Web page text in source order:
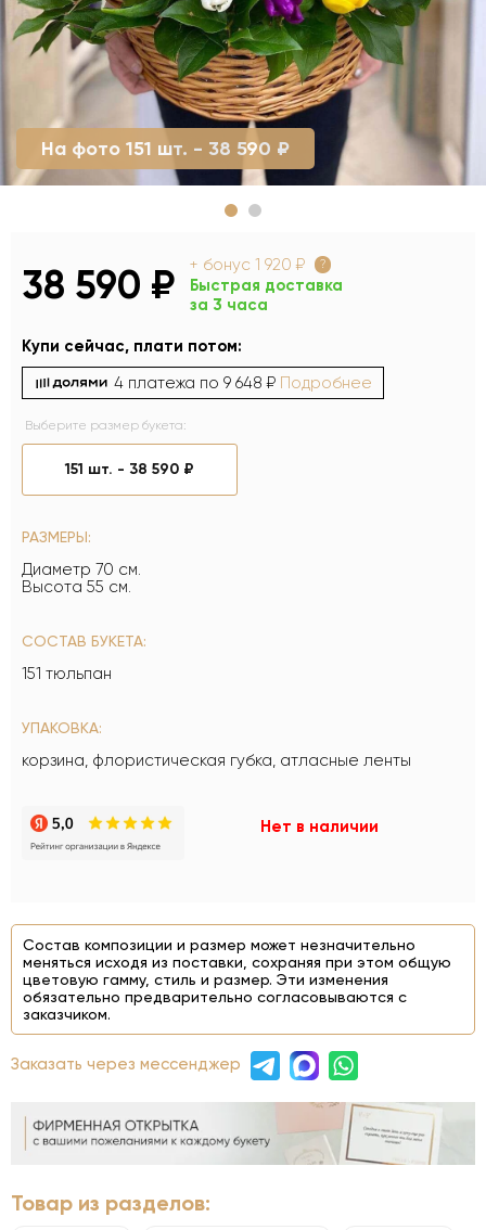
На фото 151 шт. - 38 590 ₽
38 590 ₽ + бонус 1 920 ₽ ?
Быстрая доставка
за 3 часа
Купи сейчас, плати потом:
4 платежа по 9 648 ₽ Подробнее
Выберите размер букета:
151 шт. - 38 590 ₽
РАЗМЕРЫ:
Диаметр 70 см.
Высота 55 см.
СОСТАВ БУКЕТА:
151 тюльпан
УПАКОВКА:
корзина, флористическая губка, атласные ленты
Нет в наличии
Состав композиции и размер может незначительно
меняться исходя из поставки, сохраняя при этом общую
цветовую гамму, стиль и размер. Эти изменения
обязательно предварительно согласовываются с
заказчиком.
Заказать через мессенджер
Товар из разделов: